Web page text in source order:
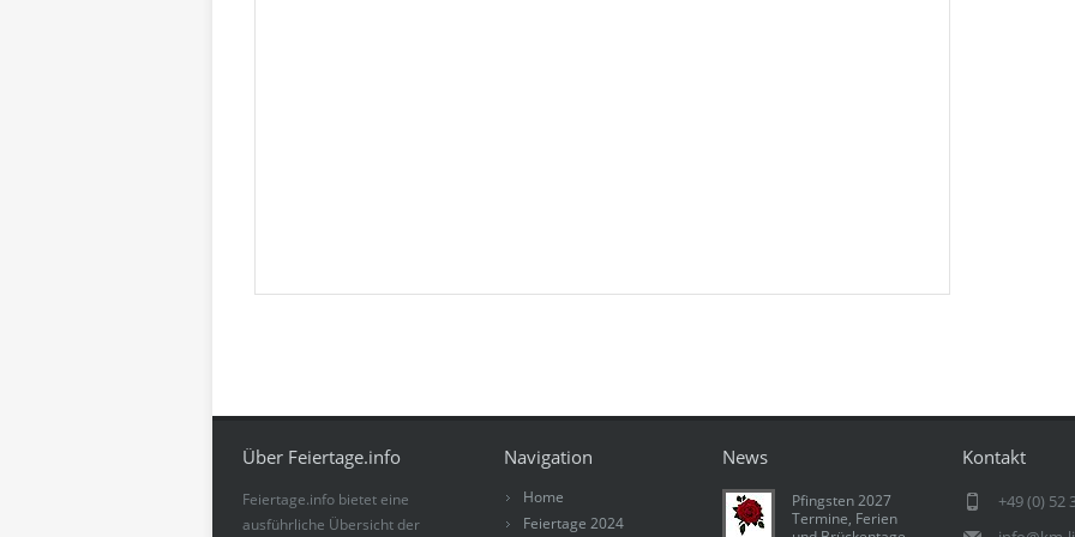
Über Feiertage.info
Feiertage.info bietet eine
ausführliche Übersicht der
Navigation
Home
Feiertage 2024
News
Pfingsten 2027
Termine, Ferien
Kontakt
+49 (0) 52